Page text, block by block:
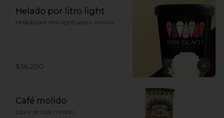
Helado por litro light
Helado por litro light sabor vainilla
$36.200
Café molido
Libra de café molido